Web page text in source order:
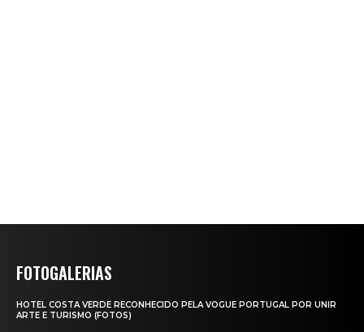
FOTOGALERIAS
HOTEL COSTA VERDE RECONHECIDO PELA VOGUE PORTUGAL POR UNIR
ARTE E TURISMO (FOTOS)